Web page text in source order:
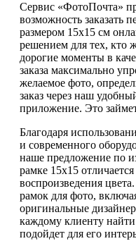
Сервис «ФотоПочта»
возможность заказать
размером 15х15 см
решением для тех, кто
дорогие моменты в
заказа максимально
желаемое фото,
заказ через наш
приложение. Это
Благодаря
и современного
наше предложение по
рамке 15х15
воспроизведения
рамок для фото,
оригинальные
каждому клиенту
подойдет для его